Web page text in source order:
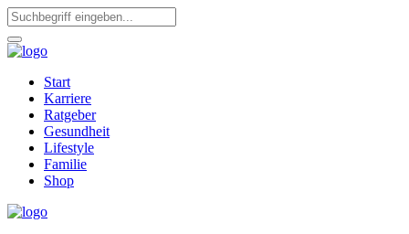
Start
Karriere
Ratgeber
Gesundheit
Lifestyle
Familie
Shop